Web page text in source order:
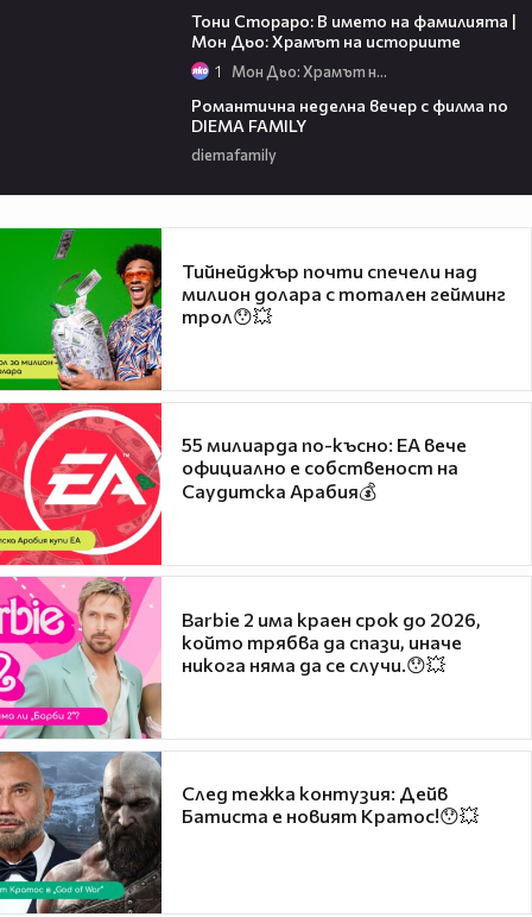
Тони Стораро: В името на фамилията |
Мон Дьо: Храмът на историите
1 Мон Дьо: Храмът на историите
Романтична неделна вечер с филма по
DIEMA FAMILY
diemafamily
Тийнейджър почти спечели над
милион долара с тотален гейминг
трол😯💥
55 милиарда по-късно: EA вече
официално е собственост на
Саудитска Арабия💰
Barbie 2 има краен срок до 2026,
който трябва да спази, иначе
никога няма да се случи.😯💥
След тежка контузия: Дейв
Батиста е новият Кратос!😯💥